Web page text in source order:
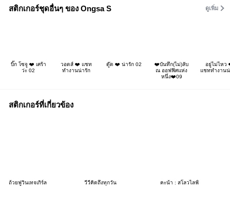
สติกเกอร์ชุดอื่นๆ ของ Ongsa S ดูเพิ่ม
บิ๊ก โซจู ❤️ เศร้า
ว่ะ 02
วอดส์ ❤️ แชท
ทำงานน่ารัก
ดู๊ด ❤️ น่ารัก 02
❤️บันทึก(ไม่)ลับ
ณ ออฟฟิศแห่ง
หนึ่ง❤️09
อยู่ไม่ไหว
แชททำงานน่
สติกเกอร์ที่เกี่ยวข้อง
ถ้วยฟูวินเทจเกิร์ล วีวี่คิดถึงทุกวัน คะน้า : สโลวไลฟ์